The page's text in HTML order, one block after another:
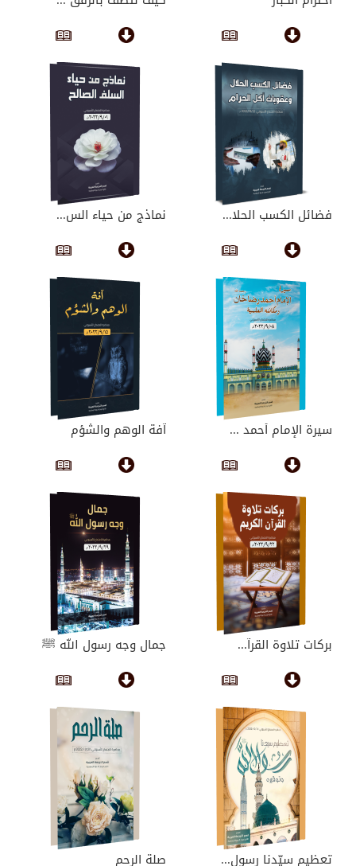
فضائل الكسب الحلا... نماذج من حياء الس...
سيرة الإمام أحمد ... آفة الوهم والشؤم
بركات تلاوة القرآ... جمال وجه رسول الله ﷺ
تعظيم سيّدنا رسول... صلة الرحم